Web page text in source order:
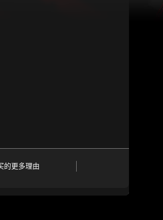
的更多理由